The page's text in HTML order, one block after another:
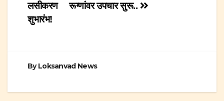
रूग्णांवर उपचार सुरू..
लसीकरण
शुभारंभ!
ByLoksanvad News